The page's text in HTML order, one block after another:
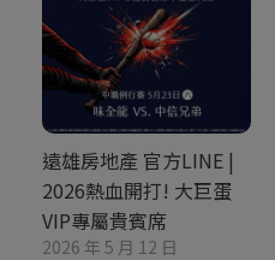
遠雄房地產 官方LINE |
2026熱血開打! 大巨蛋
VIP專屬貴賓席
2026 年 5 月 12 日